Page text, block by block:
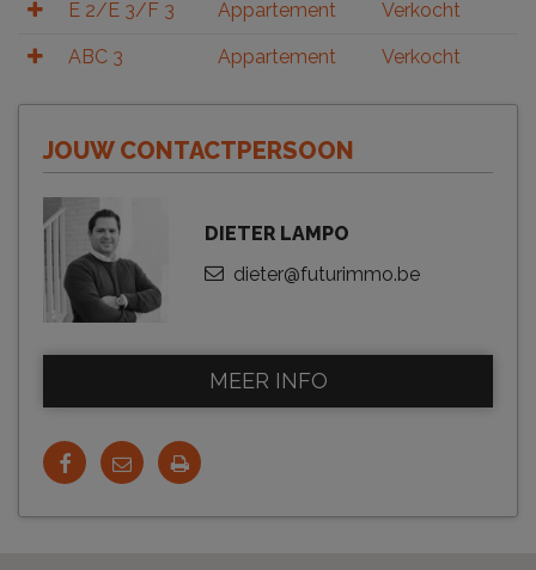
E 2/E 3/F 3 Appartement Verkocht
ABC 3 Appartement Verkocht
JOUW CONTACTPERSOON
DIETER LAMPO
dieter@futurimmo.be
MEER INFO